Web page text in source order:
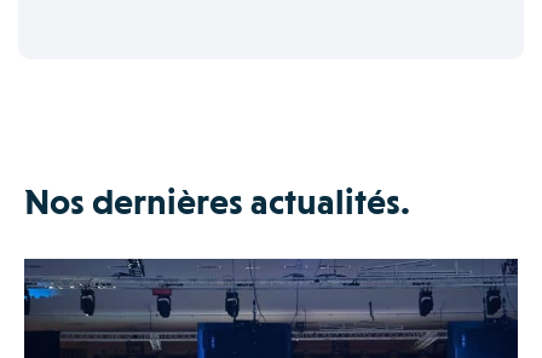
Nos dernières actualités.